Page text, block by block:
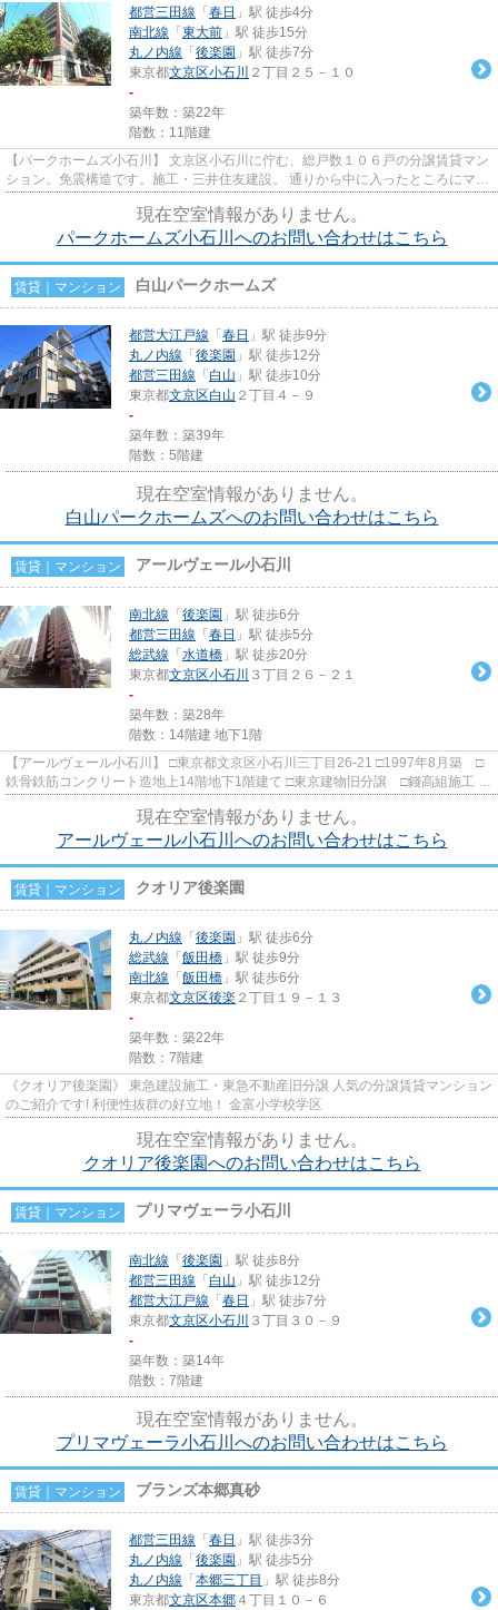
都営三田線 「 春日 」駅 徒歩4分
南北線 「 東大前 」駅 徒歩15分
丸ノ内線 「 後楽園 」駅 徒歩7分
東京都文京区小石川 ２丁目２５－１０
-
築年数：築22年
階数：11階建
【パークホームズ小石川】 文京区小石川に佇む、総戸数１０６戸の分譲賃貸マン
ション。免震構造です。施工・三井住友建設。 通りから中に入ったところにマン
現在空室情報がありません。
パークホームズ小石川へのお問い合わせはこちら
賃貸｜マンション 白山パークホームズ
都営大江戸線 「 春日 」駅 徒歩9分
丸ノ内線 「 後楽園 」駅 徒歩12分
都営三田線 「 白山 」駅 徒歩10分
東京都文京区白山 ２丁目４－９
-
築年数：築39年
階数：5階建
現在空室情報がありません。
白山パークホームズへのお問い合わせはこちら
賃貸｜マンション アールヴェール小石川
南北線 「 後楽園 」駅 徒歩6分
都営三田線 「 春日 」駅 徒歩5分
総武線 「 水道橋 」駅 徒歩20分
東京都文京区小石川 ３丁目２６－２１
-
築年数：築28年
階数：14階建 地下1階
【アールヴェール小石川】 □東京都文京区小石川三丁目26-21 □1997年8月築 □
鉄骨鉄筋コンクリート造地上14階地下1階建て □東京建物旧分譲 □錢高組施工 小
現在空室情報がありません。
アールヴェール小石川へのお問い合わせはこちら
賃貸｜マンション クオリア後楽園
丸ノ内線 「 後楽園 」駅 徒歩6分
総武線 「 飯田橋 」駅 徒歩9分
南北線 「 飯田橋 」駅 徒歩6分
東京都文京区後楽 ２丁目１９－１３
-
築年数：築22年
階数：7階建
《クオリア後楽園》 東急建設施工・東急不動産旧分譲 人気の分譲賃貸マンション
のご紹介です! 利便性抜群の好立地！ 金富小学校学区
現在空室情報がありません。
クオリア後楽園へのお問い合わせはこちら
賃貸｜マンション プリマヴェーラ小石川
南北線 「 後楽園 」駅 徒歩8分
都営三田線 「 白山 」駅 徒歩12分
都営大江戸線 「 春日 」駅 徒歩7分
東京都文京区小石川 ３丁目３０－９
-
築年数：築14年
階数：7階建
現在空室情報がありません。
プリマヴェーラ小石川へのお問い合わせはこちら
賃貸｜マンション ブランズ本郷真砂
都営三田線 「 春日 」駅 徒歩3分
丸ノ内線 「 後楽園 」駅 徒歩5分
丸ノ内線 「 本郷三丁目 」駅 徒歩8分
東京都文京区本郷 ４丁目１０－６